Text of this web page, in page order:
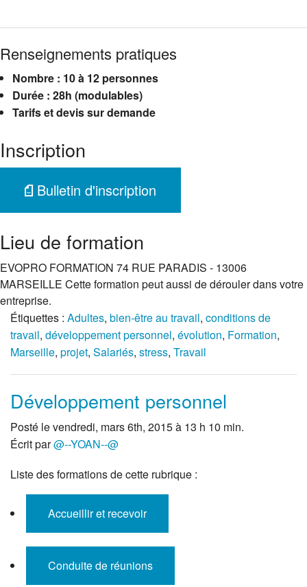
Renseignements pratiques
Nombre : 10 à 12 personnes
Durée : 28h (modulables)
Tarifs et devis sur demande
Inscription
Bulletin d'inscription
Lieu de formation
EVOPRO FORMATION 74 RUE PARADIS - 13006
MARSEILLE Cette formation peut aussi de dérouler dans votre
entreprise.
Étiquettes : Adultes, bien-être au travail, conditions de
travail, développement personnel, évolution, Formation,
Marseille, projet, Salariés, stress, Travail
Développement personnel
Posté le vendredi, mars 6th, 2015 à 13 h 10 min.
Écrit par@--YOAN--@
Liste des formations de cette rubrique :
Accueillir et recevoir
Conduite de réunions